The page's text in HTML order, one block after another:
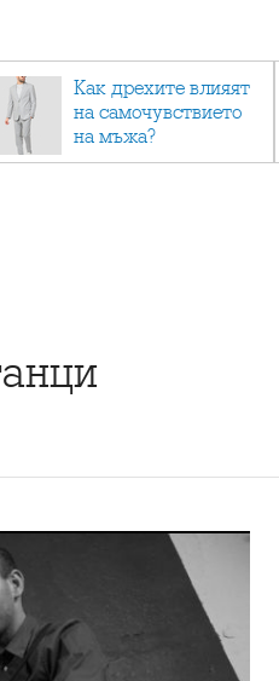
Как дрехите влияят
на самочувствието
на мъжа?